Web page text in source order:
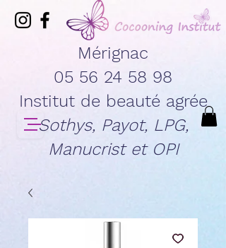
Mérignac
05 56 24 58 98
Institut de beauté agrée
Sothys, Payot, LPG,
Manucrist et OPI